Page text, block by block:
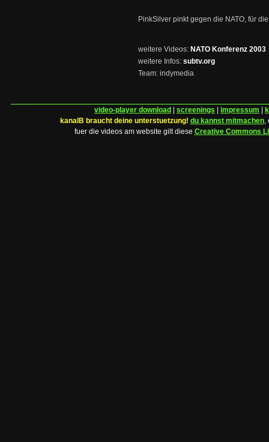
PinkSilver pinkt gegen die NATO, für
weitere Videos: NATO Konferenz 2003
weitere Infos: subtv.org
Team: indymedia
video-player download screenings impressum
kanalB braucht deine unterstuetzung! du kannst mitmachen,
fuer die videos am website gilt diese Creative Commons